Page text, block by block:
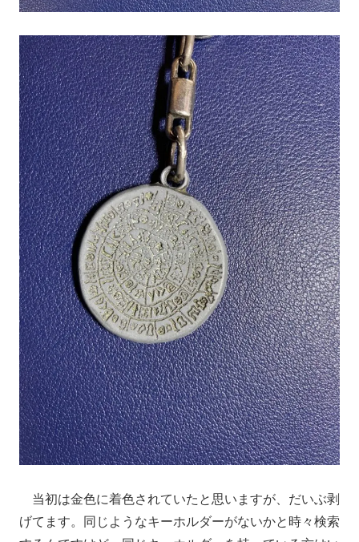
当初は金色に着色されていたと思いますが、だいぶ剥
げてます。同じようなキーホルダーがないかと時々検索